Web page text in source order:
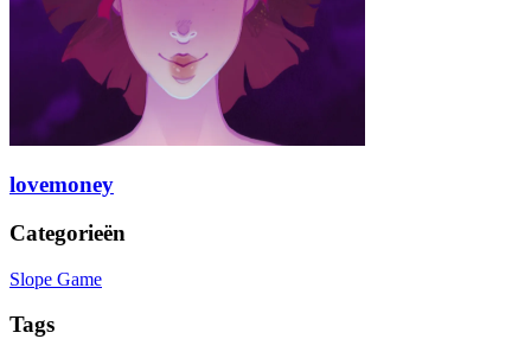
lovemoney
Categorieën
Slope Game
Tags